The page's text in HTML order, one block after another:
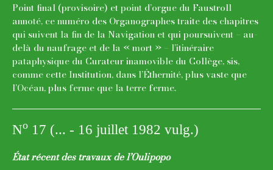
Point final (provisoire) et point d’orgue du Faustroll
annoté, ce numéro des Organographes traite des chapitres
qui suivent la fin de la Navigation et qui poursuivent – au-
delà du naufrage et de la « mort » – l’itinéraire
pataphysique du Curateur inamovible du Collège, sis,
comme cette Institution, dans l’Éthernité, plus vaste que
l’Océan, plus ferme que la terre ferme.
No 17 (... - 16 juillet 1982 vulg.)
État récent des travaux de l’Oulipopo